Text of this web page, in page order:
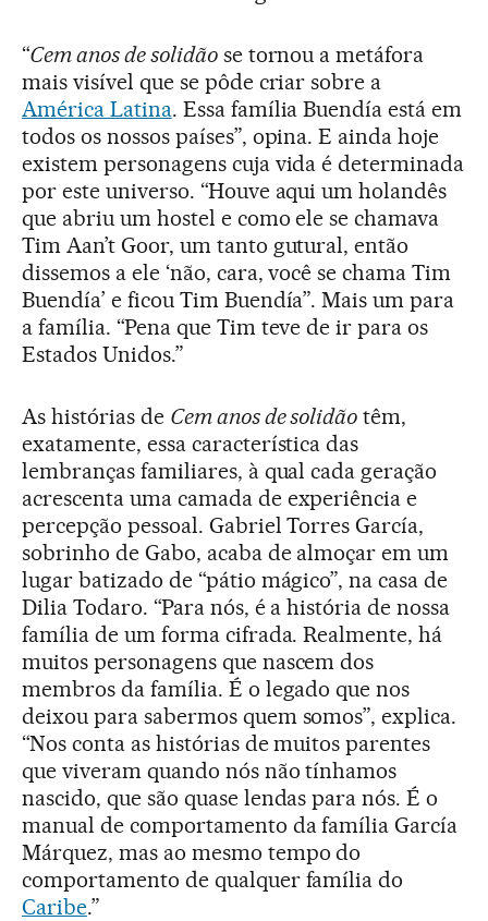
“Cem anos de solidãose tornou a metáfora
mais visível que se pôde criar sobre a
América Latina. Essa família Buendía está em
todos os nossos países”, opina. E ainda hoje
existem personagens cuja vida é determinada
por este universo. “Houve aqui um holandês
que abriu um hostel e como ele se chamava
Tim Aan’t Goor, um tanto gutural, então
dissemos a ele ‘não, cara, você se chama Tim
Buendía’ e ficou Tim Buendía”. Mais um para
a família. “Pena que Tim teve de ir para os
Estados Unidos.”
As histórias de Cem anos de solidão têm,
exatamente, essa característica das
lembranças familiares, à qual cada geração
acrescenta uma camada de experiência e
percepção pessoal. Gabriel Torres García,
sobrinho de Gabo, acaba de almoçar em um
lugar batizado de “pátio mágico”, na casa de
Dilia Todaro. “Para nós, é a história de nossa
família de um forma cifrada. Realmente, há
muitos personagens que nascem dos
membros da família. É o legado que nos
deixou para sabermos quem somos”, explica.
“Nos conta as histórias de muitos parentes
que viveram quando nós não tínhamos
nascido, que são quase lendas para nós. É o
manual de comportamento da família García
Márquez, mas ao mesmo tempo do
comportamento de qualquer família do
Caribe.”